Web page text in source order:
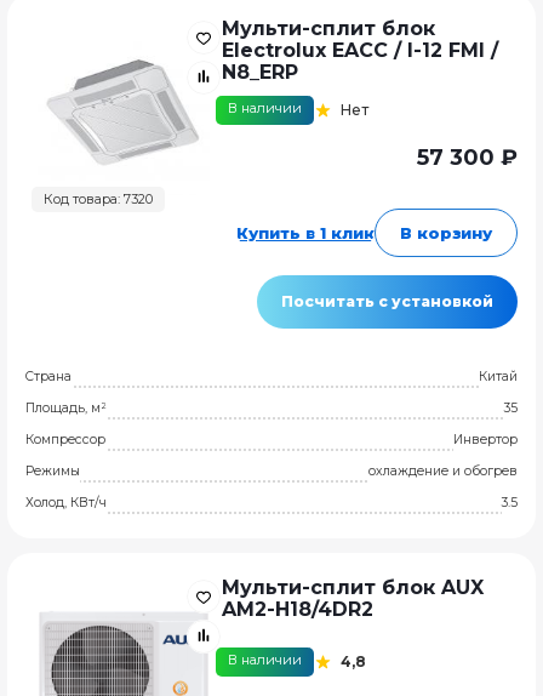
Код товара: 7320
Мульти-сплит блок
Electrolux EACC / I-12 FMI /
N8_ERP
В наличии Нет
57 300 ₽
Купить в 1 клик В корзину
Посчитать с установкой
Страна
Китай
Площадь, м²
35
Компрессор
Инвертор
Режимы
охлаждение и обогрев
Холод, КВт/ч
3.5
Мульти-сплит блок AUX
AM2-H18/4DR2
В наличии 4,8